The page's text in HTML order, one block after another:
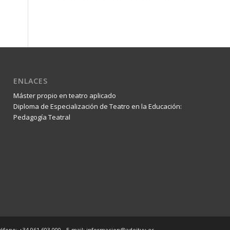
ENLACES
Máster propio en teatro aplicado
Diploma de Especialización de Teatro en la Educación:
Pedagogía Teatral